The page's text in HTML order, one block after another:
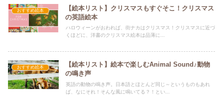
おすすめ絵本
【絵本リスト】クリスマスもすぐそこ！クリスマス
の英語絵本
ハロウィーンがおわれば、街ナカはクリスマス！クリスマスに近づ
くほどに、洋書のクリスマス絵本は品薄に...
おすすめ絵本
【絵本リスト】絵本で楽しむAnimal Sound♪動物
の鳴き声
英語の動物の鳴き声。日本語とほとんど同じ～というものもあれ
ば、なにそれ！そんな風に鳴いてる？！とい...